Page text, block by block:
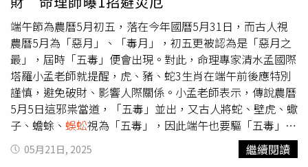
財效果。
端午節為農曆5月初五，落在今年國曆5月31日，而古人視
農曆5月為「惡月」、「毒月」，初五更被認為是「惡月之
最」，屆時「五毒」便會出現。對此，命理專家清水孟國際
塔羅小孟老師就提醒，虎、豬、蛇3生肖在端午前後應特別
謹慎，避免破財、影響人際關係。小孟老師表示，傳說農曆
5月5日這邪祟當道，「五毒」並出，又古人將蛇、壁虎、蠍
子、蟾蜍、 蜈蚣視為「五毒」，因此端午也要驅「五毒」。
因「五毒」出現的時間，也是感冒較多的春夏交替季節，為
了避免疫病的發生，古人從端午5月5日開始驅除疫病毒害，
05月21日, 2025 繼續閱讀